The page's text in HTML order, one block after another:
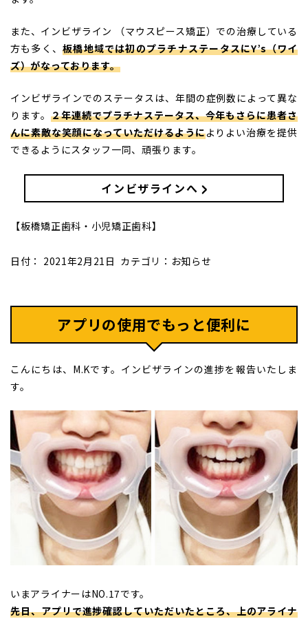
また、インビザライン （マウスピース矯正）での治療している
方も多く、板橋地域では初のプラチナステータスにY’s（ワイ
ズ）がなっております。
インビザラインでのステータスは、年間の症例数によって異な
ります。 ２年連続でプラチナステータス、今年もさらに患者さ
んに素敵な笑顔になっていただけるようによりよい治療を提供
できるようにスタッフ一同、頑張ります。
インビザラインへ
【板橋矯正歯科・小児矯正歯科】
日付： 2021年2月21日 カテゴリ： お知らせ
アプリの使用でもっと便利に
こんにちは、M.Kです。インビザラインの進捗を報告いたしま
す。
いまアライナーはNO.17です。
先日、アプリで進捗確認していただいたところ、上のアライナ